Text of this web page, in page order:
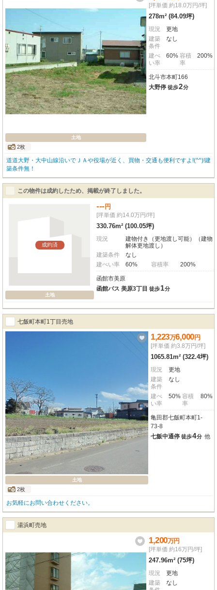
土地
2枚
[坪単価 約18.0万円/坪]
278m² (84.09坪)
現況
更地
建築
条件
なし
建ぺ
い率
60% 容積
率
200%
北斗市本町166
大野停 徒歩2分
道道大野・大中山線沿いでＪＡや役場が近く、買物・交通も便利ですよ!(^^)!建
築条件無！
この物件は成約したため、掲載が終了しました。
成約済
土地
--- 円
[坪単価 約14.0万円/坪]
330.76m² (100.05坪)
現況
建物付き（更地渡し可能）（建物
解体更地渡し）
建築条件
なし
建ぺい率
60% 容積率 200%
函館市美原
函館バス 美原3丁目 徒歩1分
七飯町本町1丁目売地
土地
2枚
1,223万6,000円
[坪単価 約3.8万円/坪]
1065.81m² (322.4坪)
現況
更地
建築
条件
なし
建ぺ
い率
50% 容積
率
80%
亀田郡七飯町本町1-
73-8
七飯中通停 徒歩4分 他
お気軽にお問い合わせください。
湯浜町売地
1,200万円
[坪単価 約16万円/坪]
247.96m² (75坪)
現況
更地
建築
なし